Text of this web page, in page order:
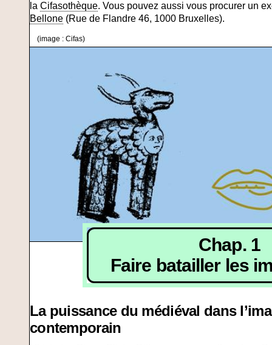
la Cifasothèque. Vous pouvez aussi vous procurer un
Bellone (Rue de Flandre 46, 1000 Bruxelles).
(image : Cifas)
Chap. 1
Faire batailler les
La puissance du médiéval dans
contemporain